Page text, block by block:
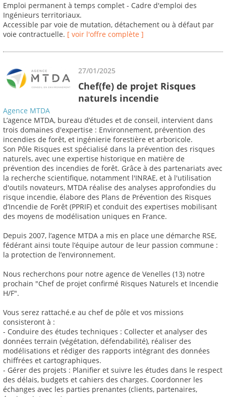
Emploi permanent à temps complet - Cadre d'emploi des
Ingénieurs territoriaux.
Accessible par voie de mutation, détachement ou à défaut par
voie contractuelle. [ voir l'offre complète ]
27/01/2025
Chef(fe) de projet Risques
naturels incendie
Agence MTDA
L’agence MTDA, bureau d’études et de conseil, intervient dans
trois domaines d'expertise : Environnement, prévention des
incendies de forêt, et ingénierie forestière et arboricole.
Son Pôle Risques est spécialisé dans la prévention des risques
naturels, avec une expertise historique en matière de
prévention des incendies de forêt. Grâce à des partenariats avec
la recherche scientifique, notamment l'INRAE, et à l'utilisation
d'outils novateurs, MTDA réalise des analyses approfondies du
risque incendie, élabore des Plans de Prévention des Risques
d’Incendie de Forêt (PPRIF) et conduit des expertises mobilisant
des moyens de modélisation uniques en France.
Depuis 2007, l’agence MTDA a mis en place une démarche RSE,
fédérant ainsi toute l’équipe autour de leur passion commune :
la protection de l’environnement.
Nous recherchons pour notre agence de Venelles (13) notre
prochain "Chef de projet confirmé Risques Naturels et Incendie
H/F".
Vous serez rattaché.e au chef de pôle et vos missions
consisteront à :
- Conduire des études techniques : Collecter et analyser des
données terrain (végétation, défendabilité), réaliser des
modélisations et rédiger des rapports intégrant des données
chiffrées et cartographiques.
- Gérer des projets : Planifier et suivre les études dans le respect
des délais, budgets et cahiers des charges. Coordonner les
échanges avec les parties prenantes (clients, partenaires,